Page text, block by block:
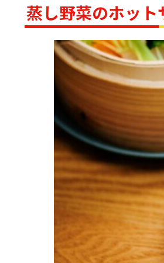
蒸し野菜のホッ